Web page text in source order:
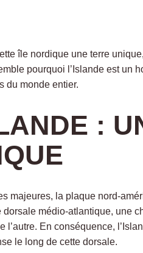
île nordique une terre
pourquoi l’Islande est un
du monde entier.
:
majeures, la plaque nord-
médio-atlantique, une
En conséquence,
le long de cette dorsale.